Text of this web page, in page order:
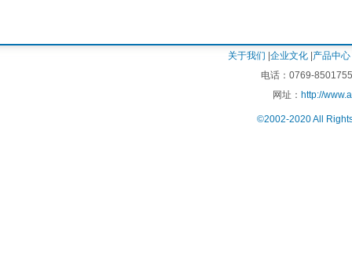
关于我们 企业文化 产品中心
电话：0769-
网址： http://
©2002-2020 All